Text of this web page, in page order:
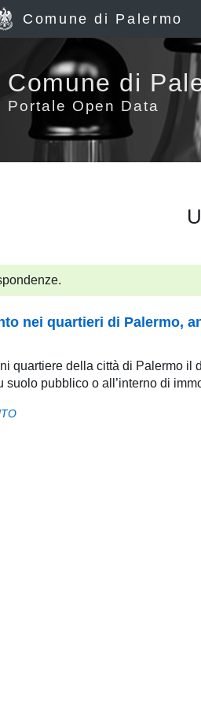
Comune di Palermo
Comune di
Portale Open Data
nei quartieri di Palermo,
quartiere della città di Palermo
suolo pubblico o all’interno di